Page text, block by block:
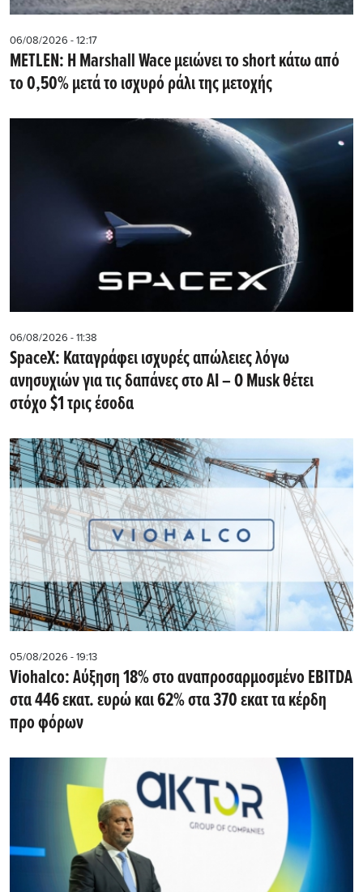
06/08/2026 - 12:17
METLEN: Η Marshall Wace μειώνει το short κάτω από
το 0,50% μετά το ισχυρό ράλι της μετοχής
06/08/2026 - 11:38
SpaceX: Καταγράφει ισχυρές απώλειες λόγω
ανησυχιών για τις δαπάνες στο AI – Ο Musk θέτει
στόχο $1 τρις έσοδα
05/08/2026 - 19:13
Viohalco: Αύξηση 18% στο αναπροσαρμοσμένο EBITDA
στα 446 εκατ. ευρώ και 62% στα 370 εκατ τα κέρδη
προ φόρων